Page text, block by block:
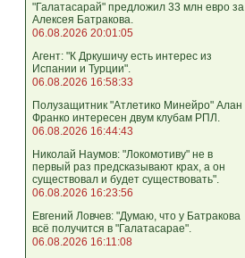
"Галатасарай" предложил 33 млн евро за
Алексея Батракова.
06.08.2026 20:01:05
Агент: "К Дркушичу есть интерес из
Испании и Турции".
06.08.2026 16:58:33
Полузащитник "Атлетико Минейро" Алан
Франко интересен двум клубам РПЛ.
06.08.2026 16:44:43
Николай Наумов: "Локомотиву" не в
первый раз предсказывают крах, а он
существовал и будет существовать".
06.08.2026 16:23:56
Евгений Ловчев: "Думаю, что у Батракова
всё получится в "Галатасарае".
06.08.2026 16:11:08